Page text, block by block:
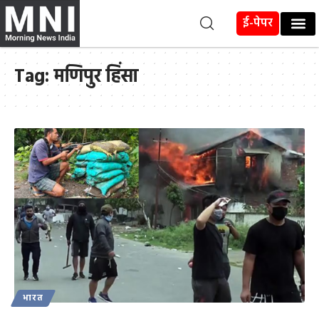
ई-पेपर
Tag:मणिपुर हिंसा
भारत